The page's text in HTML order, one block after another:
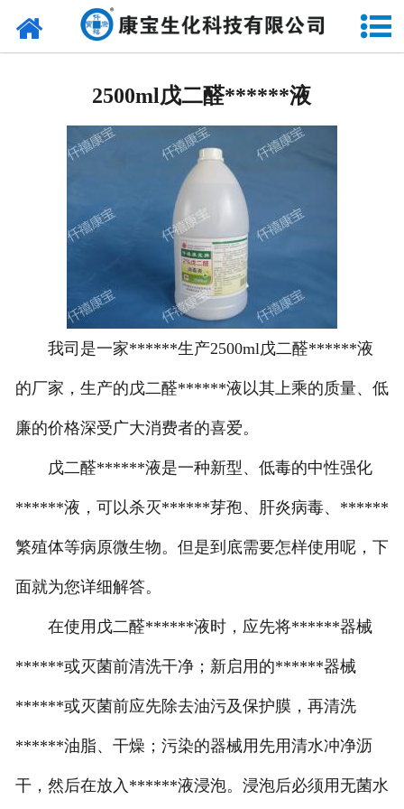
网站首页
碘伏系列
碘酊系列
来苏尔系列
双氧水系列
甲紫******液系列
戊二醛******液系列
新洁尔灭******液系列
2500ml戊二醛******液
我司是一家******生产2500ml戊二醛******液
的厂家，生产的戊二醛******液以其上乘的质量、低
廉的价格深受广大消费者的喜爱。
戊二醛******液是一种新型、低毒的中性强化
******液，可以杀灭******芽孢、肝炎病毒、******
繁殖体等病原微生物。但是到底需要怎样使用呢，下
面就为您详细解答。
在使用戊二醛******液时，应先将******器械
******或灭菌前清洗干净；新启用的******器械
******或灭菌前应先除去油污及保护膜，再清洗
******油脂、干燥；污染的器械用先用清水冲净沥
干，然后在放入******液浸泡。浸泡后必须用无菌水